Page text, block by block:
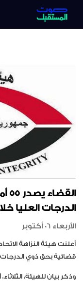
الدرجات العليا
الأربعاء 06 أكتوبر
قضائية بحق ذوي